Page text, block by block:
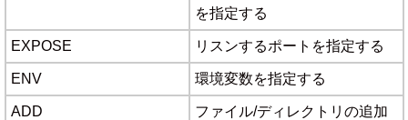
を指定する
EXPOSE リスンするポートを指定する
ENV 環境変数を指定する
ADD
ファイル/ディレクトリの追加